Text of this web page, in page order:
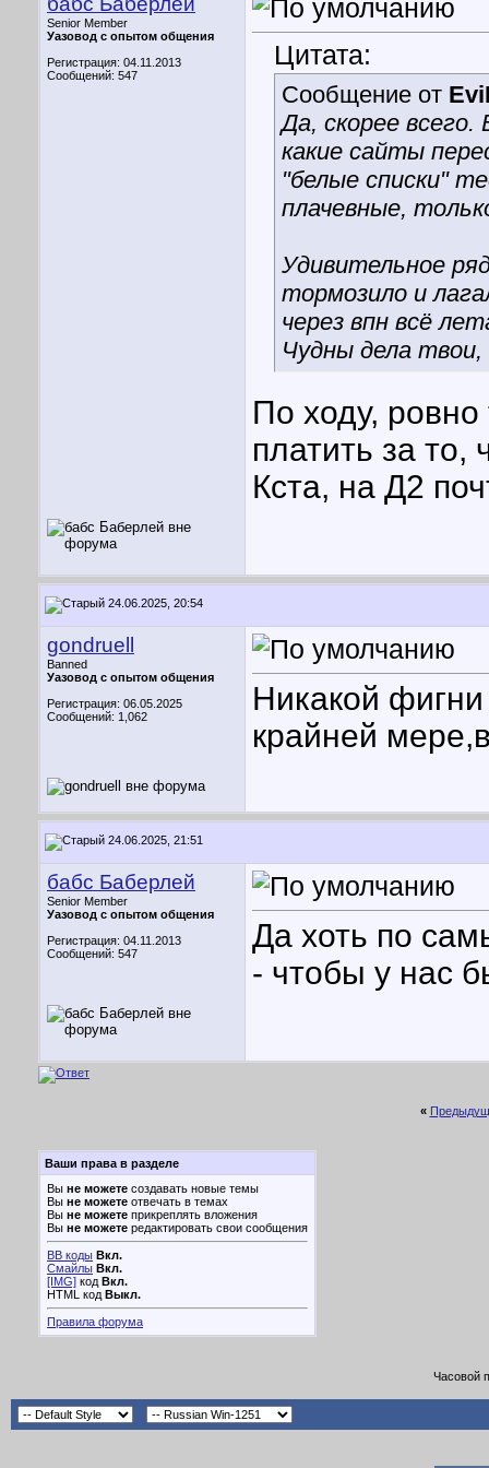
Senior Member
Уазовод с опытом общения
Регистрация: 04.11.2013
Сообщений: 547
Цитата:
Сообщение от
Да, скорее
какие сайты
"белые списки"
плачевные,
Удивительное
тормозило и
через впн всё
Чудны дела твои,
По ходу, ровно
платить за то,
Кста, на Д2
24.06.2025, 20:54
gondruell
Banned
Уазовод с опытом общения
Регистрация: 06.05.2025
Сообщений: 1,062
Никакой фигни
крайней
24.06.2025, 21:51
бабс Баберлей
Senior Member
Уазовод с опытом общения
Регистрация: 04.11.2013
Сообщений: 547
Да хоть по
- чтобы у нас
«
Ваши права в разделе
Вы не можете создавать новые темы
Вы не можете отвечать в темах
Вы не можете прикреплять вложения
Вы не можете редактировать свои сообщения
BB коды Вкл.
Смайлы Вкл.
[IMG] код Вкл.
HTML код Выкл.
Правила форума
Часовой